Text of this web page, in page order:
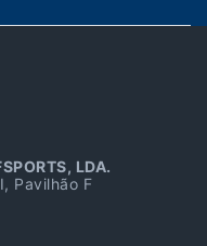
LDA.
Pavilhão F